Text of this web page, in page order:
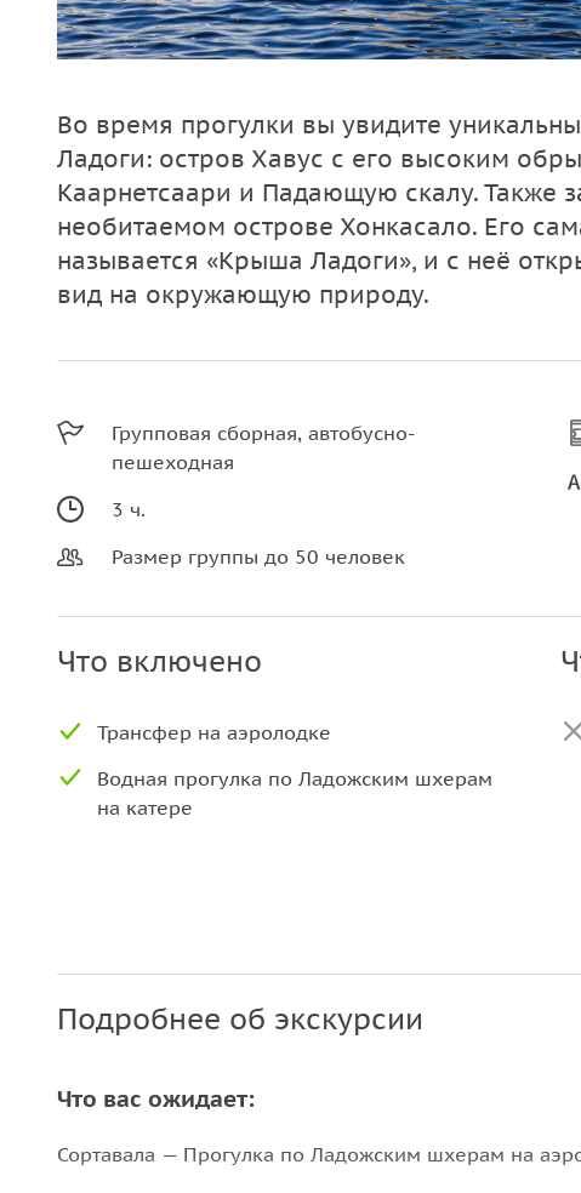
Во время прогулки вы увидите
Ладоги: остров Хавус с его высоким
Каарнетсаари и Падающую скалу. Также
необитаемом острове Хонкасало. Его
называется «Крыша Ладоги», и с неё
вид на окружающую природу.
Групповая сборная, автобусно-
пешеходная
3 ч.
Размер группы до 50 человек
Что включено
Водная прогулка по Ладожским шхерам
на катере
Подробнее об экскурсии
Что вас ожидает:
Сортавала — Прогулка по Ладожским шхерам на